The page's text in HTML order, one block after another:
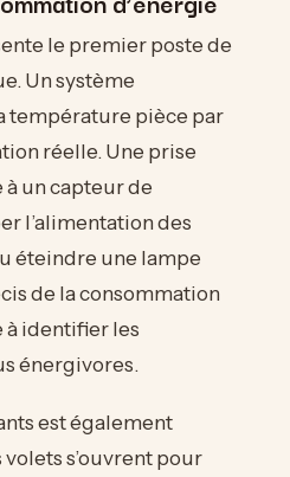
le premier poste de
Un système
température pièce par
réelle. Une prise
un capteur de
l’alimentation des
éteindre une lampe
de la consommation
à identifier les
énergivores.
est également
volets s’ouvrent pour